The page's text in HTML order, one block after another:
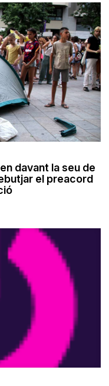
davant la seu de
el preacord